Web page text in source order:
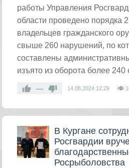
работы Управления
области проведено порядка
владельцев гражданского
свыше 260 нарушений, по
составлены
изъято из оборота более
— 14.08.2024 12:29
В Кургане
Росгвардии
Росрыболовства